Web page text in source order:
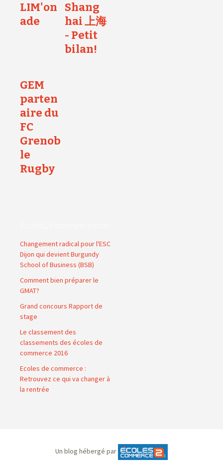
LIM'on
ade
Shang
hai 上海
- Petit
bilan!
GEM
parten
aire du
FC
Grenob
le
Rugby
Changement radical pour l'ESC
Dijon qui devient Burgundy
School of Business (BSB)
Comment bien préparer le
GMAT?
Grand concours Rapport de
stage
Le classement des
classements des écoles de
commerce 2016
Ecoles de commerce :
Retrouvez ce qui va changer à
la rentrée
Un blog hébergé par